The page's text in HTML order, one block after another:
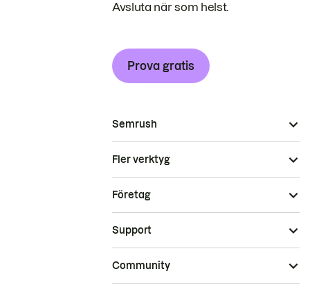
Avsluta när som helst.
Prova gratis
Semrush
Fler verktyg
Företag
Support
Community